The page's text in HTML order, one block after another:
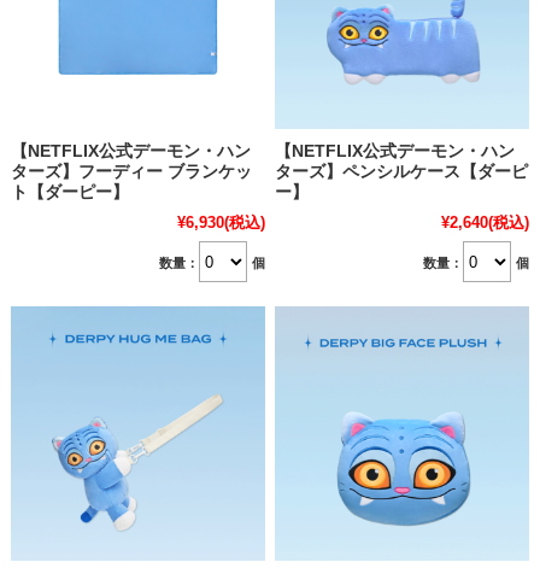
【NETFLIX公式デーモン・ハン
ターズ】フーディー ブランケッ
ト【ダーピー】
¥6,930(税込)
数量： 個
【NETFLIX公式デーモン・ハン
ターズ】ペンシルケース【ダーピ
ー】
¥2,640(税込)
数量： 個